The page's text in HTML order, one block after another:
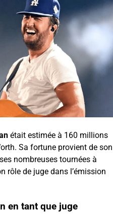
était estimée à 160 millions
Sa fortune provient de son
nombreuses tournées à
rôle de juge dans l’émission
en tant que juge